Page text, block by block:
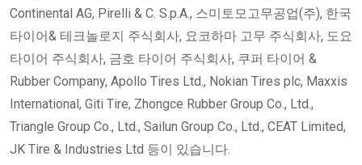
Continental AG, Pirelli & C. S.p.A., 스미토모고무공업(주), 한국
타이어& 테크놀로지 주식회사, 요코하마 고무 주식회사, 도요
타이어 주식회사, 금호 타이어 주식회사, 쿠퍼 타이어 &
Rubber Company, Apollo Tires Ltd., Nokian Tires plc, Maxxis
International, Giti Tire, Zhongce Rubber Group Co., Ltd.,
Triangle Group Co., Ltd., Sailun Group Co., Ltd., CEAT Limited,
JK Tire & Industries Ltd 등이 있습니다.